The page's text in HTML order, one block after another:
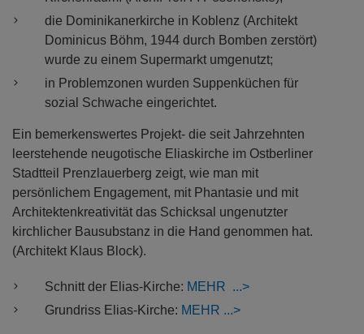
die Dominikanerkirche in Koblenz (Architekt
Dominicus Böhm, 1944 durch Bomben zerstört)
wurde zu einem Supermarkt umgenutzt;
in Problemzonen wurden Suppenküchen für
sozial Schwache eingerichtet.
Ein bemerkenswertes Projekt- die seit Jahrzehnten
leerstehende neugotische Eliaskirche im Ostberliner
Stadtteil Prenzlauerberg zeigt, wie man mit
persönlichem Engagement, mit Phantasie und mit
Architektenkreativität das Schicksal ungenutzter
kirchlicher Bausubstanz in die Hand genommen hat.
(Architekt Klaus Block).
Schnitt der Elias-Kirche: MEHR
Grundriss Elias-Kirche: MEHR